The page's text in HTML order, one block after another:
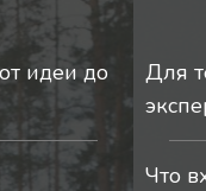
идеи до
Для
Что